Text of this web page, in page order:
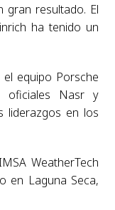
gran resultado. El
ha tenido un
el equipo Porsche
oficiales Nasr y
liderazgos en los
WeatherTech
en Laguna Seca,